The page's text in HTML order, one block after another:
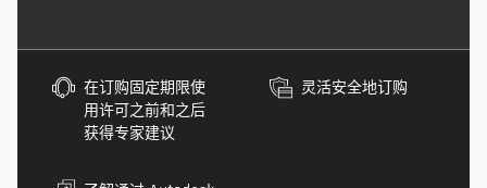
在订购固定期限使
用许可之前和之后
获得专家建议
灵活安全地订购